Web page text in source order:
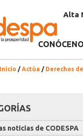
Alta
Inicio / Actúa / Derechos
noticias de CODESPA